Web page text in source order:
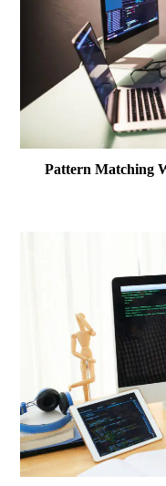
Pattern Matching